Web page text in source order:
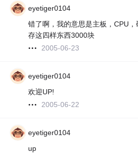
eyetiger0104
错了啊，我的意思是主板，CPU
存这四样东西3000块
2005-06-23
eyetiger0104
欢迎UP!
2005-06-22
eyetiger0104
up